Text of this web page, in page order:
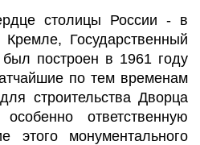
столицы России - в
Государственный
построен в 1961 году
по тем временам
строительства Дворца
ответственную
этого монументального